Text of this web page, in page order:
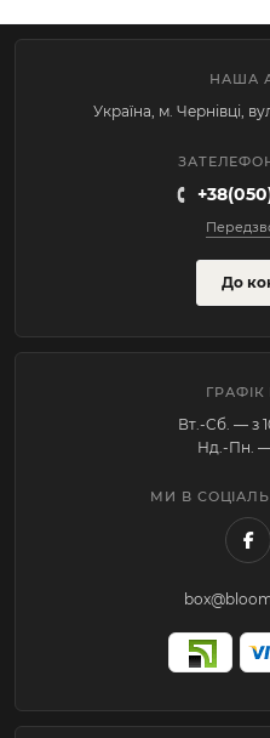
НАША
Україна, м. Чернівці,
До
Вт.-Cб. — з
Нд.-Пн. —
МИ В